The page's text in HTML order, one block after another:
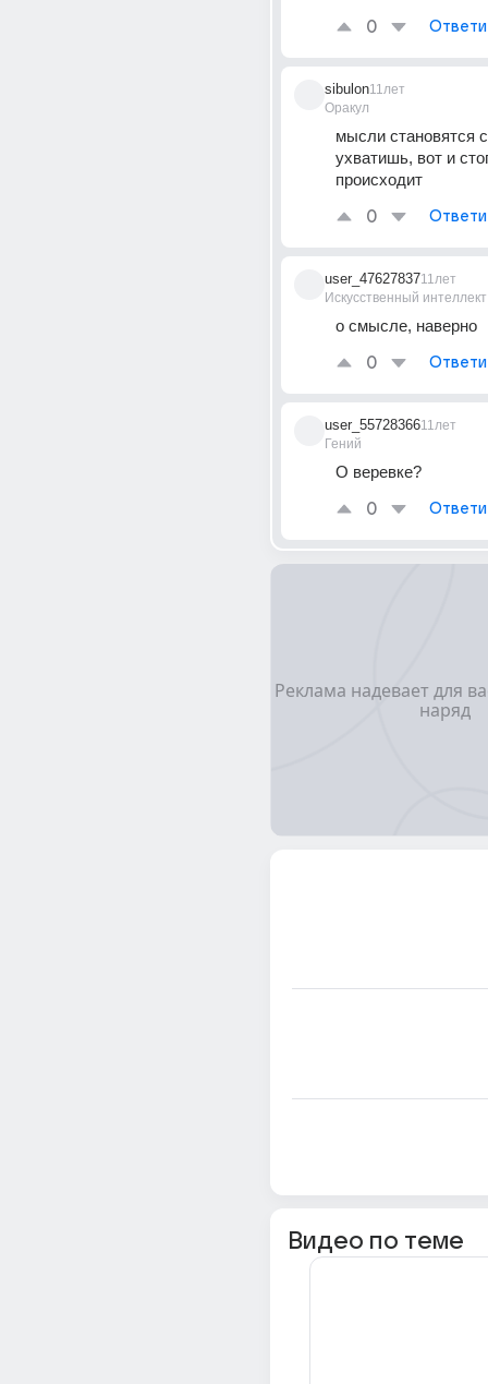
0
sibulon
Оракул
11лет
мысли становятся
ухватишь, вот и
происходит
0
user_47627837
Искусственный интеллект
11лет
о смысле, наверно
0
user_55728366
Гений
11лет
О веревке?
0
Видео по теме